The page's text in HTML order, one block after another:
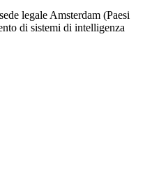
legale Amsterdam (Paesi
di sistemi di intelligenza